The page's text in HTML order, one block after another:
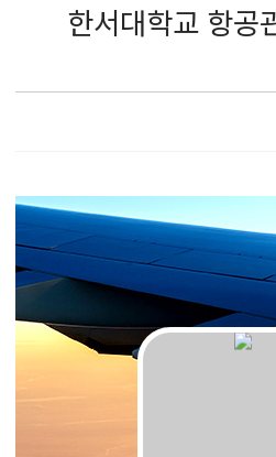
한서대학교 항공